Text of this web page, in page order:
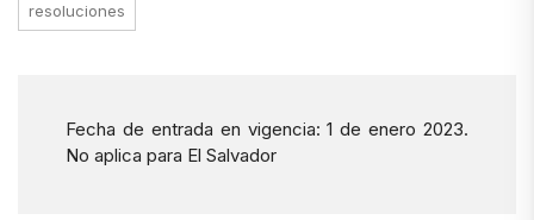
resoluciones
Fecha de entrada en vigencia: 1 de enero 2023.
No aplica para El Salvador